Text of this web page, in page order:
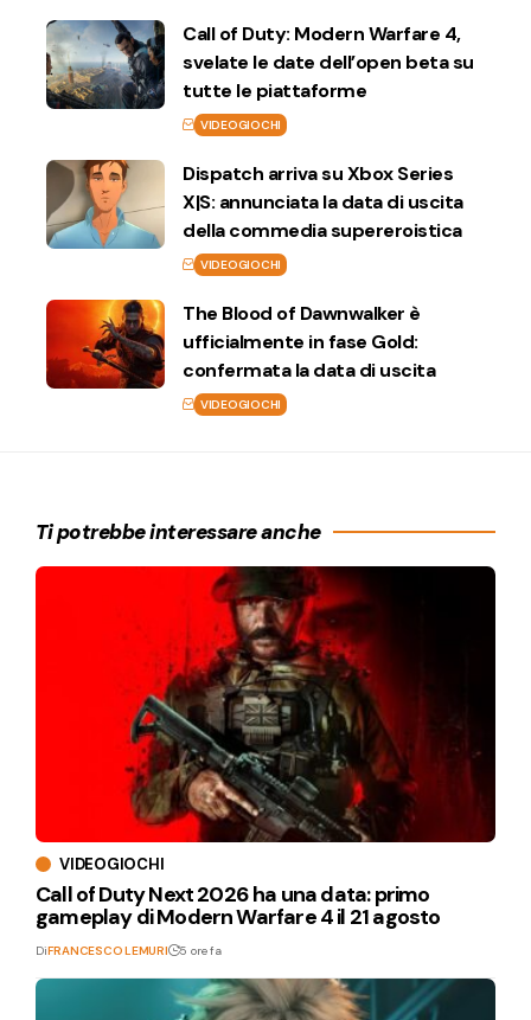
Call of Duty: Modern Warfare 4,
svelate le date dell’open beta su
tutte le piattaforme
VIDEOGIOCHI
Dispatch arriva su Xbox Series
X|S: annunciata la data di uscita
della commedia supereroistica
VIDEOGIOCHI
The Blood of Dawnwalker è
ufficialmente in fase Gold:
confermata la data di uscita
VIDEOGIOCHI
Ti potrebbe interessare anche
VIDEOGIOCHI
Call of Duty Next 2026 ha una data: primo
gameplay di Modern Warfare 4 il 21 agosto
DiFRANCESCO LEMURI 5 ore fa